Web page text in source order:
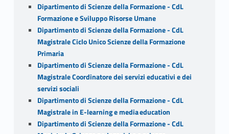
Dipartimento di Scienze della Formazione - CdL
Formazione e Sviluppo Risorse Umane
Dipartimento di Scienze della Formazione - CdL
Magistrale Ciclo Unico Scienze della Formazione
Primaria
Dipartimento di Scienze della Formazione - CdL
Magistrale Coordinatore dei servizi educativi e dei
servizi sociali
Dipartimento di Scienze della Formazione - CdL
Magistrale in E-learning e media education
Dipartimento di Scienze della Formazione - CdL